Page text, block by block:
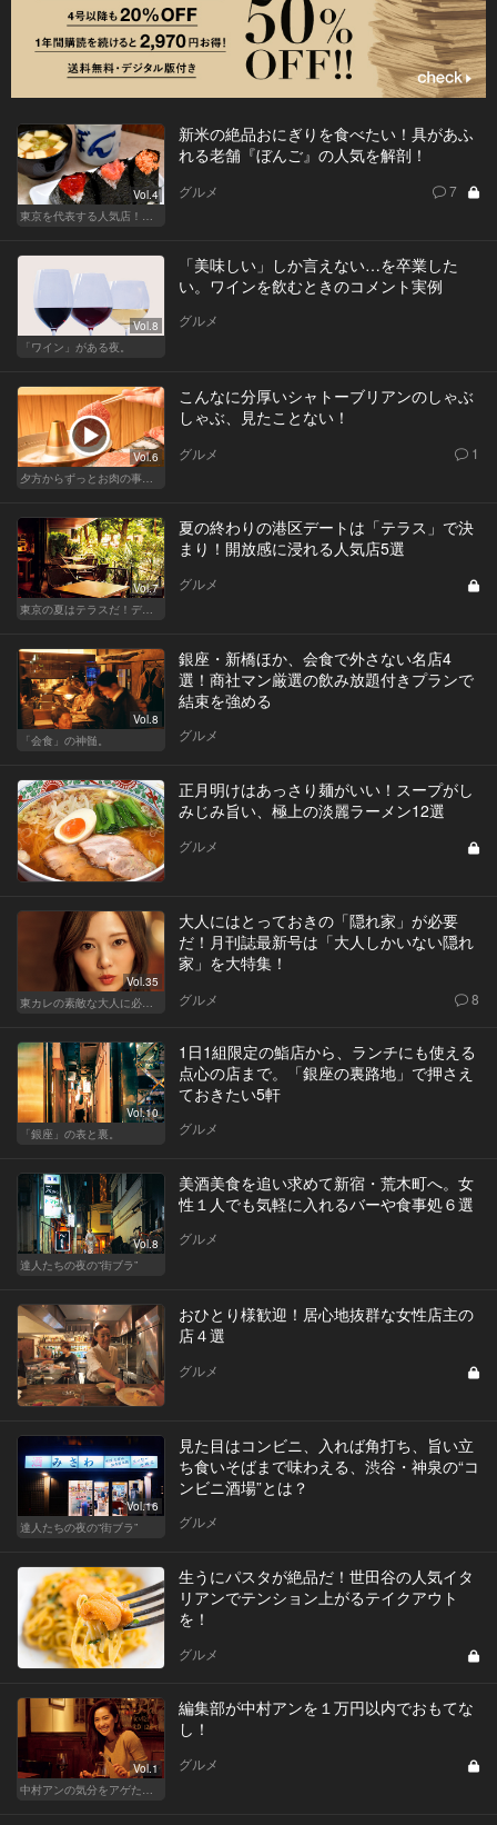
Vol.4
東京を代表する人気店！ほかほか絶品おにぎり
新米の絶品おにぎりを食べたい！具があふ
れる老舗『ぼんご』の人気を解剖！
グルメ 7
Vol.8
「ワイン」がある夜。
「美味しい」しか言えない…を卒業した
い。ワインを飲むときのコメント実例
グルメ
Vol.6
夕方からずっとお肉の事を考えてる貴方へ
こんなに分厚いシャトーブリアンのしゃぶ
しゃぶ、見たことない！
グルメ 1
Vol.7
東京の夏はテラスだ！デートも女子会も盛り上がること間違いなし！
夏の終わりの港区デートは「テラス」で決
まり！開放感に浸れる人気店5選
グルメ
Vol.8
「会食」の神髄。
銀座・新橋ほか、会食で外さない名店4
選！商社マン厳選の飲み放題付きプランで
結束を強める
グルメ
正月明けはあっさり麺がいい！スープがし
みじみ旨い、極上の淡麗ラーメン12選
グルメ
Vol.35
大人にはとっておきの「隠れ家」が必要
だ！月刊誌最新号は「大人しかいない隠れ
家」を大特集！
グルメ 8
Vol.10
「銀座」の表と裏。
1日1組限定の鮨店から、ランチにも使える
点心の店まで。「銀座の裏路地」で押さえ
ておきたい5軒
グルメ
Vol.8
達人たちの夜の“街ブラ”
美酒美食を追い求めて新宿・荒木町へ。女
性１人でも気軽に入れるバーや食事処６選
グルメ
おひとり様歓迎！居心地抜群な女性店主の
店４選
グルメ
Vol.16
達人たちの夜の“街ブラ”
見た目はコンビニ、入れば角打ち、旨い立
ち食いそばまで味わえる、渋谷・神泉の“コ
ンビニ酒場”とは？
グルメ
生うにパスタが絶品だ！世田谷の人気イタ
リアンでテンション上がるテイクアウト
を！
グルメ
Vol.1
編集部が中村アンを１万円以内でおもてな
し！
グルメ